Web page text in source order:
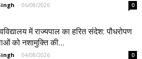
- 06/08/2026 0
में राज्यपाल का हरित संदेश: पौधरोपण
को नशामुक्ति की...
- 04/08/2026 0